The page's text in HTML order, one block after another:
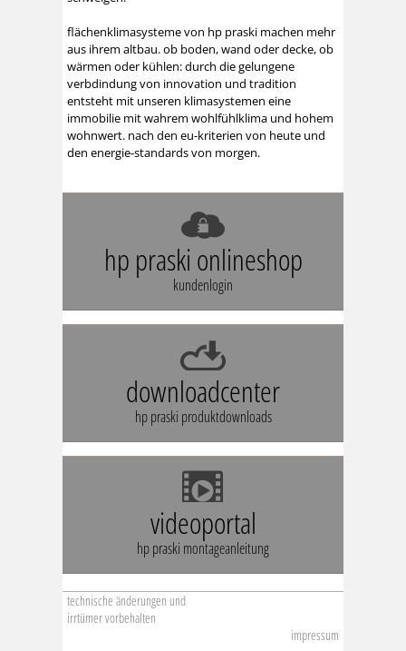
flächenklimasysteme von hp praski machen mehr
aus ihrem altbau. ob boden, wand oder decke, ob
wärmen oder kühlen: durch die gelungene
verbdindung von innovation und tradition
entsteht mit unseren klimasystemen eine
immobilie mit wahrem wohlfühlklima und hohem
wohnwert. nach den eu-kriterien von heute und
den energie-standards von morgen.
hp praski onlineshop
kundenlogin
downloadcenter
hp praski produktdownloads
videoportal
hp praski montageanleitung
technische änderungen und
irrtümer vorbehalten
impressum